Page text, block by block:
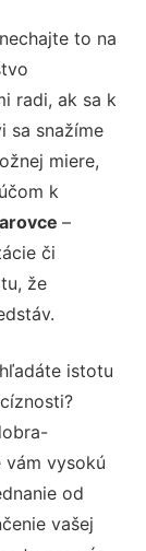
to na
radi, ak sa k
sa snažíme
miere,
k
–
či
že
istotu
vám vysokú
od
vašej